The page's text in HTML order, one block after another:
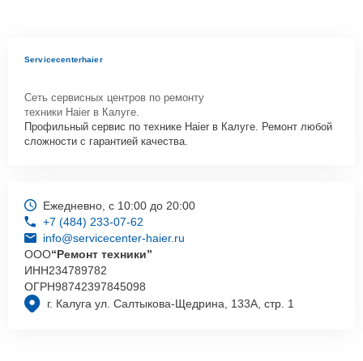
Servicecenterhaier
Сеть сервисных центров по ремонту
техники Haier в Калуге.
Профильный сервис по технике Haier в Калуге. Ремонт любой
сложности с гарантией качества.
г. Калуга ул. Салтыкова-Щедрина, 133А, стр. 1
Ежедневно, с 10:00 до 20:00
+7 (484) 233-07-62
info@servicecenter-haier.ru
ООО“Ремонт техники”
ИНН234789782
ОГРН98742397845098